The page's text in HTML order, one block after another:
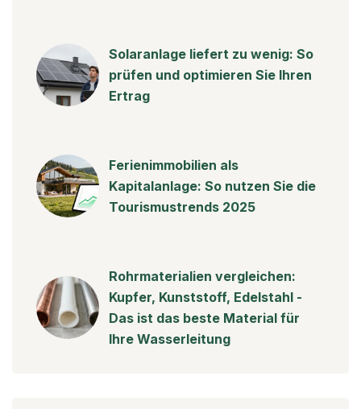
Solaranlage liefert zu wenig: So
prüfen und optimieren Sie Ihren
Ertrag
Ferienimmobilien als
Kapitalanlage: So nutzen Sie die
Tourismustrends 2025
Rohrmaterialien vergleichen:
Kupfer, Kunststoff, Edelstahl -
Das ist das beste Material für
Ihre Wasserleitung